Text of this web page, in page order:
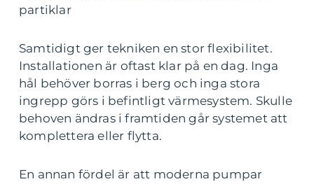
partiklar
Samtidigt ger tekniken en stor flexibilitet.
Installationen är oftast klar på en dag. Inga
hål behöver borras i berg och inga stora
ingrepp görs i befintligt värmesystem. Skulle
behoven ändras i framtiden går systemet att
komplettera eller flytta.
En annan fördel är att moderna pumpar